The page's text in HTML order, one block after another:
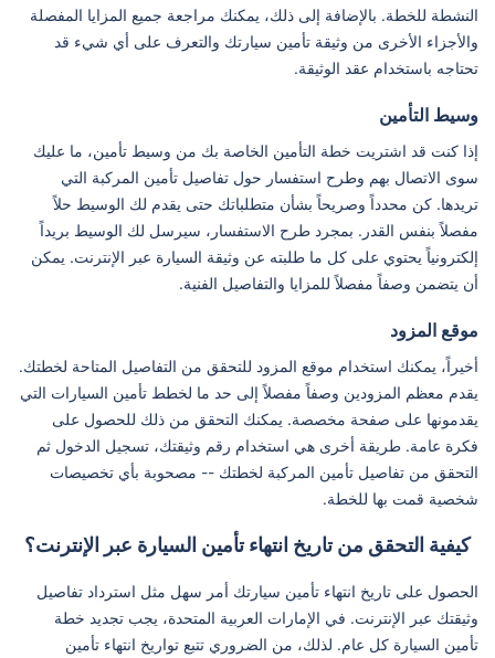
النشطة للخطة. بالإضافة إلى ذلك، يمكنك مراجعة جميع المزايا المفصلة
والأجزاء الأخرى من وثيقة تأمين سيارتك والتعرف على أي شيء قد
تحتاجه باستخدام عقد الوثيقة.
وسيط التأمين
إذا كنت قد اشتريت خطة التأمين الخاصة بك من وسيط تأمين، ما عليك
سوى الاتصال بهم وطرح استفسار حول تفاصيل تأمين المركبة التي
تريدها. كن محدداً وصريحاً بشأن متطلباتك حتى يقدم لك الوسيط حلاً
مفصلاً بنفس القدر. بمجرد طرح الاستفسار، سيرسل لك الوسيط بريداً
إلكترونياً يحتوي على كل ما طلبته عن وثيقة السيارة عبر الإنترنت. يمكن
أن يتضمن وصفاً مفصلاً للمزايا والتفاصيل الفنية.
موقع المزود
أخيراً، يمكنك استخدام موقع المزود للتحقق من التفاصيل المتاحة لخطتك.
يقدم معظم المزودين وصفاً مفصلاً إلى حد ما لخطط تأمين السيارات التي
يقدمونها على صفحة مخصصة. يمكنك التحقق من ذلك للحصول على
فكرة عامة. طريقة أخرى هي استخدام رقم وثيقتك، تسجيل الدخول ثم
التحقق من تفاصيل تأمين المركبة لخطتك -- مصحوبة بأي تخصيصات
شخصية قمت بها للخطة.
كيفية التحقق من تاريخ انتهاء تأمين السيارة عبر الإنترنت؟
الحصول على تاريخ انتهاء تأمين سيارتك أمر سهل مثل استرداد تفاصيل
وثيقتك عبر الإنترنت. في الإمارات العربية المتحدة، يجب تجديد خطة
تأمين السيارة كل عام. لذلك، من الضروري تتبع تواريخ انتهاء تأمين